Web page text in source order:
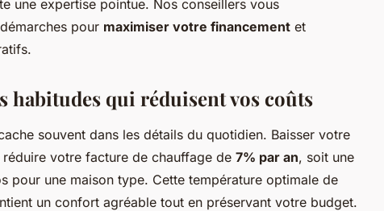
une expertise pointue. Nos conseillers vous
pour maximiser votre financement et
habitudes qui réduisent vos coûts
souvent dans les détails du quotidien. Baisser votre
votre facture de chauffage de 7% par an, soit une
pour une maison type. Cette température optimale de
un confort agréable tout en préservant votre budget.